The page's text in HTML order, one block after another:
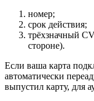
номер;
срок действия;
трёхзначный
стороне).
Если ваша карта
автоматически
выпустил карту, для